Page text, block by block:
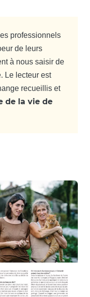
professionnels
de leurs
à nous saisir de
Le lecteur est
recueillis et
de la vie de